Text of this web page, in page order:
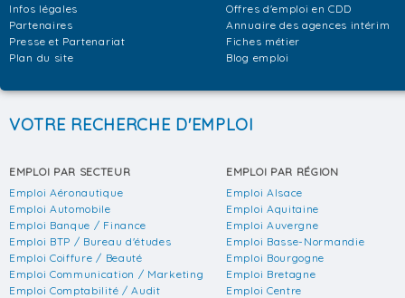
Infos légales
Partenaires
Presse et Partenariat
Plan du site
Offres d'emploi en CDD
Annuaire des agences intérim
Fiches métier
Blog emploi
VOTRE RECHERCHE D'EMPLOI
EMPLOI PAR SECTEUR
Emploi Aéronautique
Emploi Automobile
Emploi Banque / Finance
Emploi BTP / Bureau d'études
Emploi Coiffure / Beauté
Emploi Communication / Marketing
Emploi Comptabilité / Audit
EMPLOI PAR RÉGION
Emploi Alsace
Emploi Aquitaine
Emploi Auvergne
Emploi Basse-Normandie
Emploi Bourgogne
Emploi Bretagne
Emploi Centre